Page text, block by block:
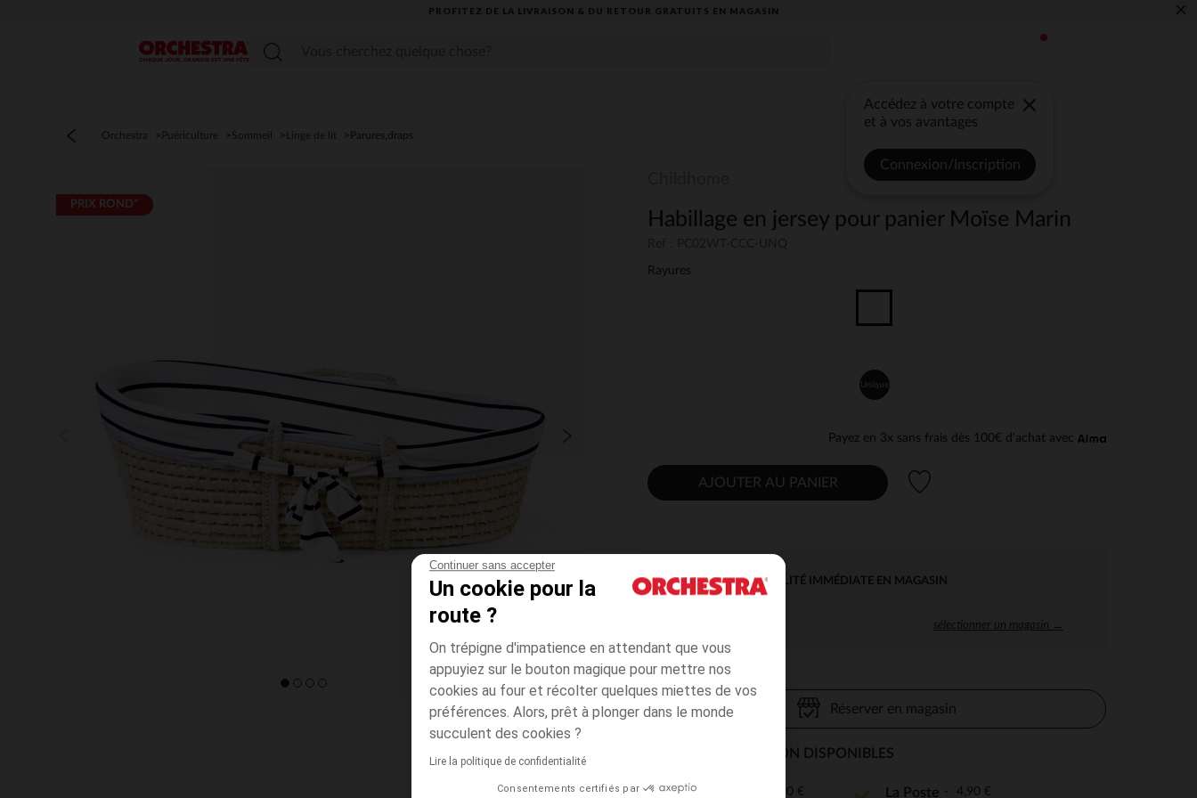
Continuer sans accepter
Un cookie pour la
route ?
On trépigne d'impatience en attendant que vous
appuyiez sur le bouton magique pour mettre nos
cookies au four et récolter quelques miettes de vos
préférences. Alors, prêt à plonger dans le monde
succulent des cookies ?
Lire la politique de confidentialité
Consentements certifiés par
PROFITEZ DE LA LIVRAISON & DU RETOUR GRATUITS EN MAGASIN​ ×
Menu
Accédez à votre compte
et à vos avantages
Connexion/Inscription
Orchestra Puériculture Sommeil Linge de lit Parures,draps
PRIX ROND*
Habillage en jersey pour panier Moïse Marin
Rayures
Unique
Payez en 3x sans frais dès 100€ d'achat avec
AJOUTER AU PANIER
DISPONIBILITÉ IMMÉDIATE EN MAGASIN
sélectionner un magasin →
Réserver en magasin
MODES DE LIVRAISON DISPONIBLES
Point Relais 4,90 € La Poste 4,90 €